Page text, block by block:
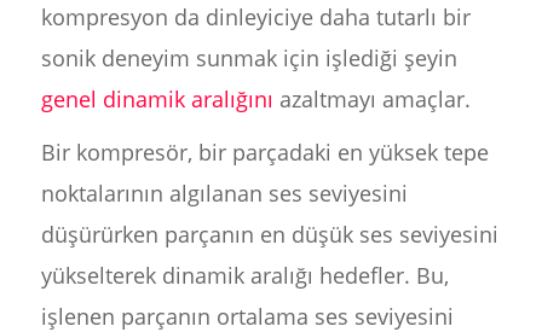
kompresyon da dinleyiciye daha tutarlı bir
sonik deneyim sunmak için işlediği şeyin
genel dinamik aralığını azaltmayı amaçlar.
Bir kompresör, bir parçadaki en yüksek tepe
noktalarının algılanan ses seviyesini
düşürürken parçanın en düşük ses seviyesini
yükselterek dinamik aralığı hedefler. Bu,
işlenen parçanın ortalama ses seviyesini